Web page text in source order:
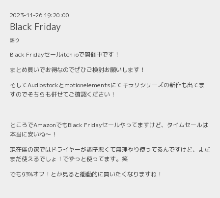
2023-11-26 19:20:00
Black Friday
語り
Black Fridayセールitch ioで開催中です！
まとめ買いでお得なのでぜひご検討お願いします！
そしてAudiostockとmotionelementsにてキラリシリーズの新作も出てま
すのでそちらも併せてご確認ください！
ところでAmazonでもBlack Fridayセールやってますけど、タイムセールは
本当に安いね〜！
現在僕の家ではドライヤーが調子悪くて無理やり使ってるんですけど、まだ
まだ使えるでしょ！でずっと使ってます。笑
でも93%オフ！とか見ると衝動的に買いたくなりますね！